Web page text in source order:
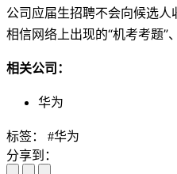
公司应届生招聘不会向候选
相信网络上出现的“机考考题”
相关公司：
华为
标签：
#华为
分享到：